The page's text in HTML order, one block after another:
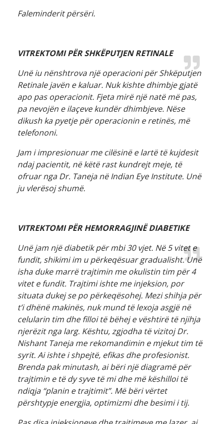
Faleminderit përsëri.
VITREKTOMI PËR SHKËPUTJEN RETINALE
Unë iu nënshtrova një operacioni për Shkëputjen
Retinale javën e kaluar. Nuk kishte dhimbje gjatë
apo pas operacionit. Fjeta mirë një natë më pas,
pa nevojën e ilaçeve kundër dhimbjeve. Nëse
dikush ka pyetje për operacionin e retinës, më
telefononi.
Jam i impresionuar me cilësinë e lartë të kujdesit
ndaj pacientit, në këtë rast kundrejt meje, të
ofruar nga Dr. Taneja në Indian Eye Institute. Unë
ju vlerësoj shumë.
VITREKTOMI PËR HEMORRAGJINË DIABETIKE
Unë jam një diabetik për mbi 30 vjet. Në 5 vitet e
fundit, shikimi im u përkeqësuar gradualisht. Unë
isha duke marrë trajtimin me okulistin tim për 4
vitet e fundit. Trajtimi ishte me injeksion, por
situata dukej se po përkeqësohej. Mezi shihja për
t’i dhënë makinës, nuk mund të lexoja asgjë në
celularin tim dhe filloi të bëhej e vështirë të njihja
njerëzit nga larg. Kështu, zgjodha të vizitoj Dr.
Nishant Taneja me rekomandimin e mjekut tim të
syrit. Ai ishte i shpejtë, efikas dhe profesionist.
Brenda pak minutash, ai bëri një diagramë për
trajtimin e të dy syve të mi dhe më këshilloi të
ndiqja “planin e trajtimit”. Më bëri vërtet
përshtypje energjia, optimizmi dhe besimi i tij.